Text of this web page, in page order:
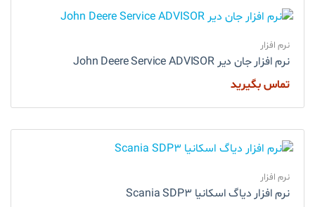
نرم افزار
نرم افزار جان دیر John Deere Service ADVISOR
تماس بگیرید
نرم افزار
نرم افزار دیاگ اسکانیا Scania SDP3